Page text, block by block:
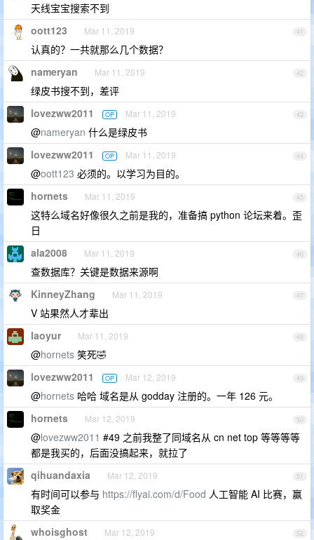
天线宝宝搜索不到
41
oott123 Mar 11, 2019
认真的？一共就那么几个数据？
42
nameryan Mar 11, 2019
绿皮书搜不到，差评
43
lovezww2011 OP Mar 11, 2019
@nameryan 什么是绿皮书
44
lovezww2011 OP Mar 11, 2019
@oott123 必须的。以学习为目的。
45
hornets Mar 11, 2019
这特么域名好像很久之前是我的，准备搞 python 论坛来着。歪
日
46
ala2008 Mar 11, 2019
查数据库？关键是数据来源啊
47
KinneyZhang Mar 11, 2019
V 站果然人才辈出
48
laoyur Mar 11, 2019
@hornets 笑死🤣
49
lovezww2011 OP Mar 12, 2019
@hornets 哈哈 域名是从 godday 注册的。一年 126 元。
50
hornets Mar 12, 2019
@lovezww2011 #49 之前我整了同域名从 cn net top 等等等等
都是我买的，后面没搞起来，就拉了
51
qihuandaxia Mar 12, 2019
有时间可以参与 https://flyai.com/d/Food 人工智能 AI 比赛，赢
取奖金
52
whoisghost Mar 12, 2019